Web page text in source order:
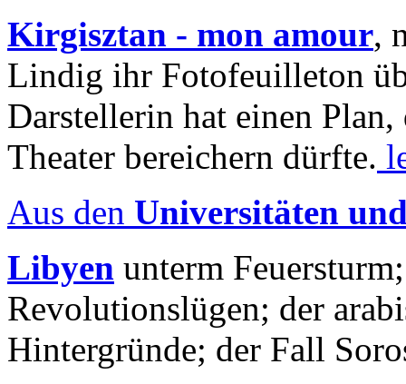
Kirgisztan - mon amour,
Lindig ihr Fotofeuilleton
Darstellerin hat einen Plan,
Theater bereichern dürfte.
Aus den Universitäten
Libyen unterm
Revolutionslügen; der
Hintergründe; der Fall